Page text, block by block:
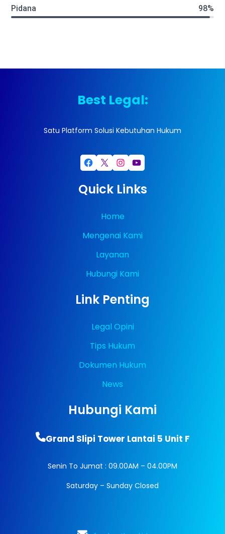
Pidana 98%
Best Legal:
Satu Platform Solusi Kebutuhan Hukum
Facebook X Instagram YouTube
Quick Links
Home
Mengenai Kami
Layanan
Hubungi Kami
Link Penting
Legal Opini
Tips Hukum
Dokumen Hukum
News
Hubungi Kami
Grand Slipi Tower Lantai 5 Unit F
Senin To Jumat : 09.00AM – 04.00PM
Saturday – Sunday Closed